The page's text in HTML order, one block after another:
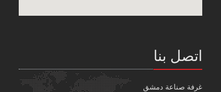
اتصل بنا
غرفة صناعة دمشق